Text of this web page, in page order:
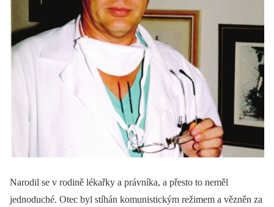
Narodil se v rodině lékařky a právníka, a přesto to neměl
jednoduché. Otec byl stíhán komunistickým režimem a vězněn za